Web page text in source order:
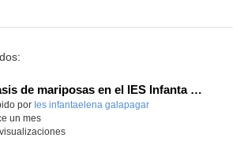
Oasis de mariposas en el IES Infanta Elena
por Ies infantaelena galapagar-
un mes
visualizaciones